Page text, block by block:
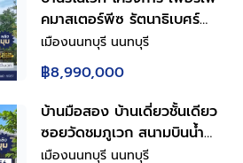
คมาสเตอร์พีซ รัตนาธิเบศร์
หลังใหญ่กว่า 75.6 ตร.ว. พื้นที่
ใช้สอย 259.86 ตร.ม. ฟังก์ชัน
4 ห้องนอน 3 ห้องน้ำ จอดรถ
ได้ 3 คัน บนทำเลเชื่อมต่อทุก
การเดินทาง ใกล้รถไฟฟ้าสายสี
ม่วง "สถานีไทรม้า" และจุดขึ้น
เมืองนนทบุรี นนทบุรี
฿8,990,000
บ้านมือสอง บ้านเดี่ยวชั้นเดียว
ซอยวัดชมภูเวก สนามบินน้ำ
เมืองนนทบุรี 3 ห้องนอน 4
เมืองนนทบุรี นนทบุรี